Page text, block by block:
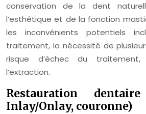
conservation de la dent
l’esthétique et de la fonction
les inconvénients potentiels
traitement, la nécessité de
risque d’échec du traitement,
l’extraction.
Restauration
Inlay/Onlay, couronne)